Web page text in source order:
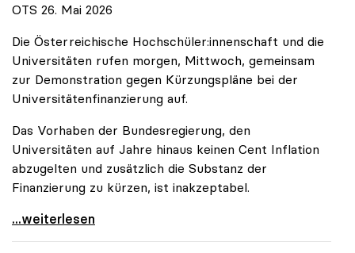
OTS 26. Mai 2026
Die Österreichische Hochschüler:innenschaft und die
Universitäten rufen morgen, Mittwoch, gemeinsam
zur Demonstration gegen Kürzungspläne bei der
Universitätenfinanzierung auf.
Das Vorhaben der Bundesregierung, den
Universitäten auf Jahre hinaus keinen Cent Inflation
abzugelten und zusätzlich die Substanz der
Finanzierung zu kürzen, ist inakzeptabel.
#UnisRetten Warum es sich zu demonstrieren lohnt
...weiterlesen